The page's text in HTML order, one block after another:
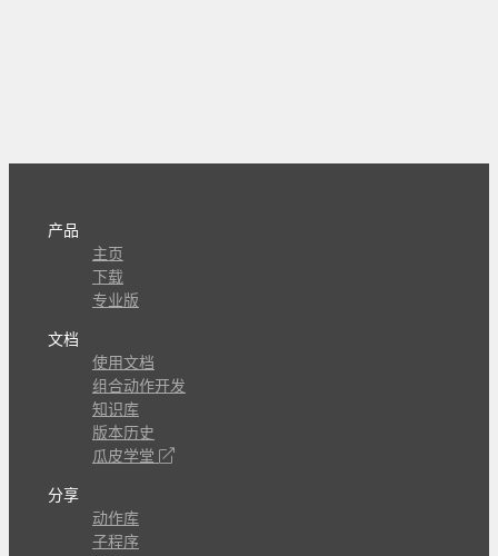
产品
主页
下载
专业版
文档
使用文档
组合动作开发
知识库
版本历史
瓜皮学堂
分享
动作库
子程序